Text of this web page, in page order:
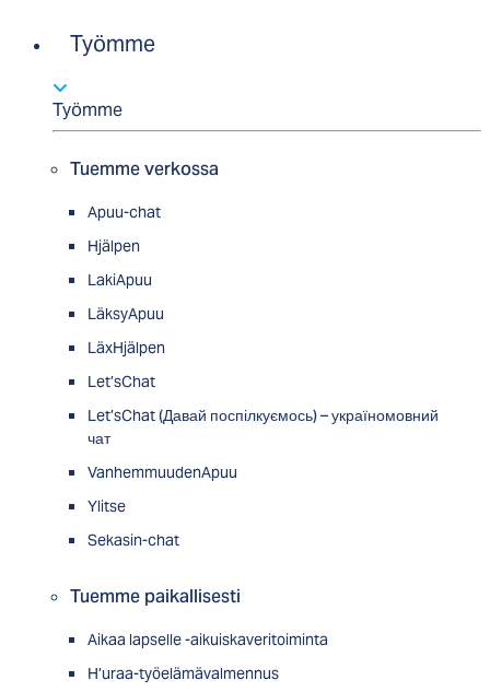
Työmme
Työmme
Tuemme verkossa
Apuu-chat
Hjälpen
LakiApuu
LäksyApuu
LäxHjälpen
Let’sChat
Let’sChat (Давай поспілкуємось) – україномовний
чат
VanhemmuudenApuu
Ylitse
Sekasin-chat
Tuemme paikallisesti
Aikaa lapselle -aikuiskaveritoiminta
H’uraa-työelämävalmennus